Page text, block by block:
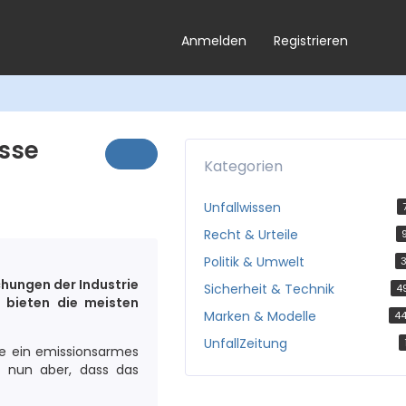
Anmelden Registrieren
der Industrie
bieten die meisten
ein emissionsarmes
nun aber, dass das
Kategorien
Unfallwissen
Recht & Urteile
Politik & Umwelt
Sicherheit & Technik
Marken & Modelle
UnfallZeitung